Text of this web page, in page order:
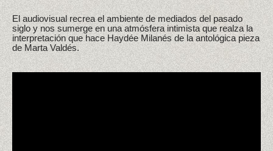
El audiovisual recrea el ambiente de mediados del pasado
siglo y nos sumerge en una atmósfera intimista que realza la
interpretación que hace Haydée Milanés de la antológica pieza
de Marta Valdés.